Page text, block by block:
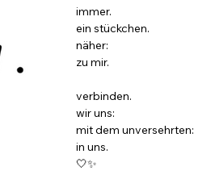
immer.
ein stückchen.
näher:
zu mir.
verbinden.
wir uns:
mit dem unversehrten:
in uns.
🤍✨